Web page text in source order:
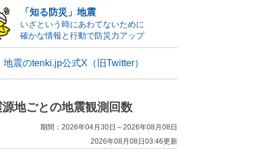
「知る防災」地震
いざという時にあわてないために
確かな情報と行動で防災力アップ
地震のtenki.jp公式X（旧Twitter）
源地ごとの地震観測回数
期間：2026年04月30日～2026年08月08日
2026年08月08日03:46更新